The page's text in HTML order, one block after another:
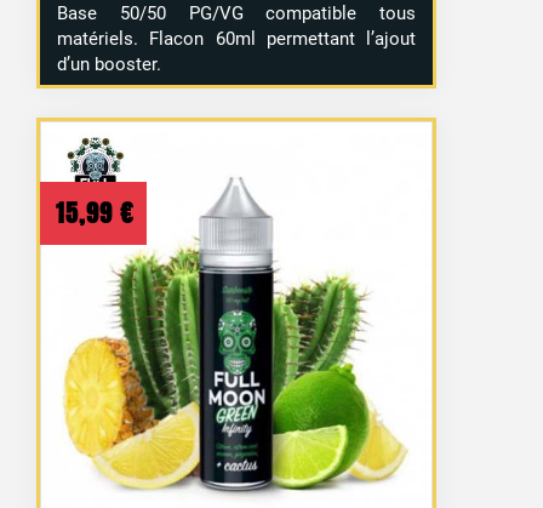
Base 50/50 PG/VG compatible tous
matériels. Flacon 60ml permettant l’ajout
d’un booster.
15,99 €